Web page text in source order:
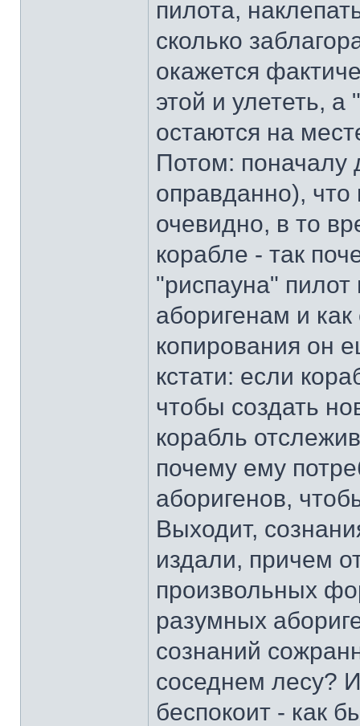
пилота,
сколько
окажется
этой и улететь,
остаются на
Потом:
оправданно), что
очевидно, в то
корабле - так
"риспауна"
аборигенам и
копирования он
кстати: если
чтобы создать
корабль
почему ему
аборигенов,
Выходит,
издали, причем
произвольных
разумных
сознаний
соседнем лесу?
беспокоит - как